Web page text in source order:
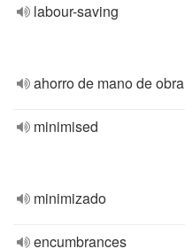
labour-saving
ahorro de mano de obra
minimised
minimizado
encumbrances